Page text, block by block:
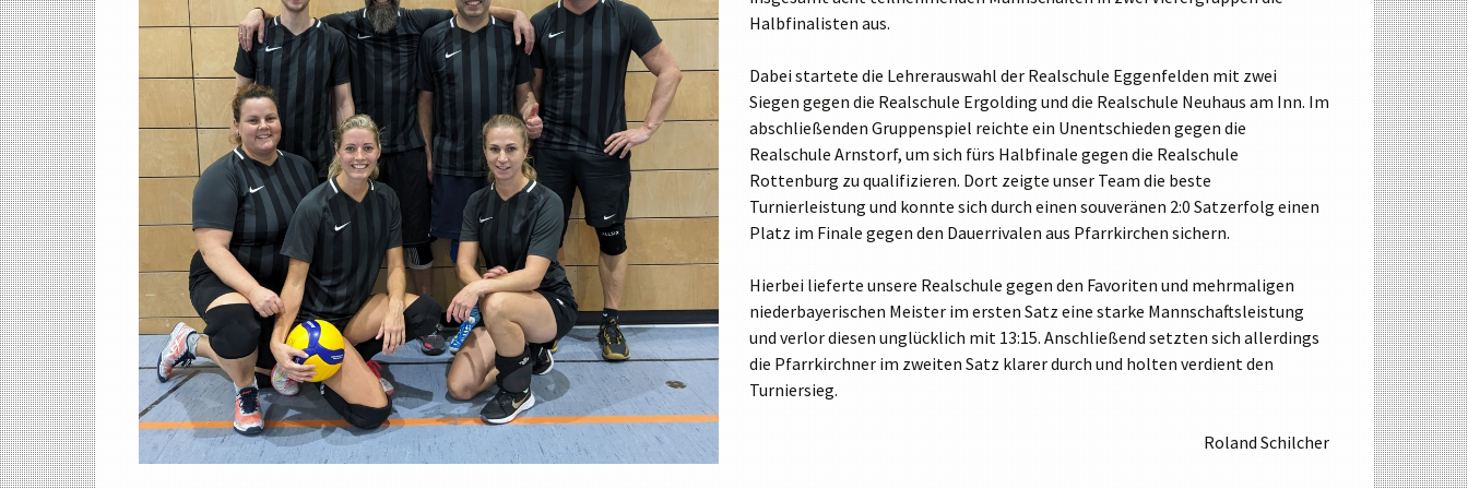
WAHLPFLICHTFÄCHERGRUPPE III W
PROFILKLASSEN
TABLETKLASSEN
MEDIENNUTZUNG
PRESSE
ORIENTIERUNGSPRAKTIKUM
Halbfinalisten aus.
Dabei startete die Lehrerauswahl der Realschule Eggenfelden mit zwei
Siegen gegen die Realschule Ergolding und die Realschule Neuhaus am Inn. Im
abschließenden Gruppenspiel reichte ein Unentschieden gegen die
Realschule Arnstorf, um sich fürs Halbfinale gegen die Realschule
Rottenburg zu qualifizieren. Dort zeigte unser Team die beste
Turnierleistung und konnte sich durch einen souveränen 2:0 Satzerfolg einen
Platz im Finale gegen den Dauerrivalen aus Pfarrkirchen sichern.
Hierbei lieferte unsere Realschule gegen den Favoriten und mehrmaligen
niederbayerischen Meister im ersten Satz eine starke Mannschaftsleistung
und verlor diesen unglücklich mit 13:15. Anschließend setzten sich allerdings
die Pfarrkirchner im zweiten Satz klarer durch und holten verdient den
Turniersieg.
Roland Schilcher